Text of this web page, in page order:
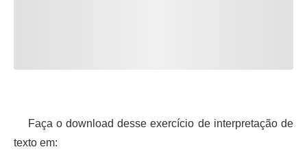
Faça o download desse exercício de interpretação de
texto em: